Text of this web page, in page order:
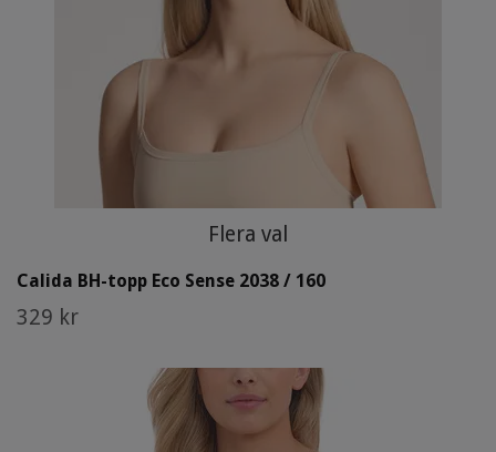
Flera val
Calida BH-topp Eco Sense 2038 / 160
329 kr